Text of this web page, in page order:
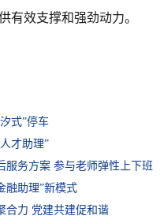
有效支撑和强劲动力。
式”停车
才助理”
服务方案 参与老师弹性上下班
融助理”新模式
合力 党建共建促和谐